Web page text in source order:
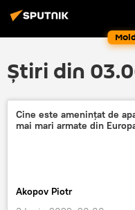
Știri din
Cine este amenințat de
mai mari armate din
Akopov Piotr